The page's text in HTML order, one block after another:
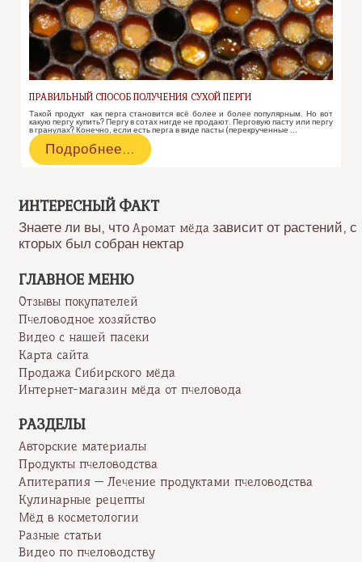
ПРАВИЛЬНЫЙ СПОСОБ ПОЛУЧЕНИЯ СУХОЙ ПЕРГИ
Такой продукт как перга становится всё более и более популярным. Но вот
какую пергу купить? Пергу в сотах нигде не продают. Перговую пасту или пергу
в гранулах? Конечно, если есть перга в виде пасты (перекрученные …
Правильный
способ
перги
Подробнее…
ИНТЕРЕСНЫЙ ФАКТ
Знаете ли вы, что Аромат мёдазависит от растений, с
кторых был собран нектар
ГЛАВНОЕ МЕНЮ
Отзывы покупателей
Пчеловодное хозяйство
Видео с нашей пасеки
Карта сайта
Продажа Сибирского мёда
Интернет-магазин мёда от пчеловода
РАЗДЕЛЫ
Авторские материалы
Продукты пчеловодства
Апитерапия — Лечение продуктами пчеловодства
Кулинарные рецепты
Мёд в косметологии
Разные статьи
Видео по пчеловодству